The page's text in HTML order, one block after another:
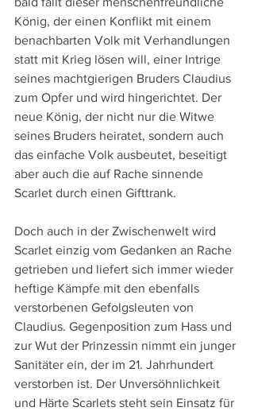
König, der einen Konflikt mit einem
benachbarten Volk mit Verhandlungen
statt mit Krieg lösen will, einer Intrige
seines machtgierigen Bruders Claudius
zum Opfer und wird hingerichtet. Der
neue König, der nicht nur die Witwe
seines Bruders heiratet, sondern auch
das einfache Volk ausbeutet, beseitigt
aber auch die auf Rache sinnende
Scarlet durch einen Gifttrank.
Doch auch in der Zwischenwelt wird
Scarlet einzig vom Gedanken an Rache
getrieben und liefert sich immer wieder
heftige Kämpfe mit den ebenfalls
verstorbenen Gefolgsleuten von
Claudius. Gegenposition zum Hass und
zur Wut der Prinzessin nimmt ein junger
Sanitäter ein, der im 21. Jahrhundert
verstorben ist. Der Unversöhnlichkeit
und Härte Scarlets steht sein Einsatz für